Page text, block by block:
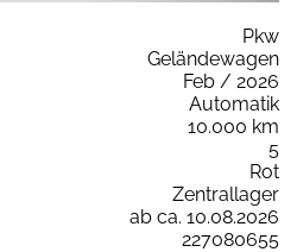
Pkw
Geländewagen
Feb / 2026
Automatik
10.000 km
5
Rot
Zentrallager
ab ca. 10.08.2026
227080655